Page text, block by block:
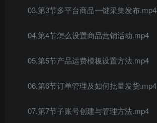
03.第3节多平台商品一键采集发布.mp4
04.第4节怎么设置商品营销活动.mp4
05.第5节产品运费模板设置方法.mp4
06.第6节订单管理及如何批量发货.mp4
07.第7节子账号创建与管理方法.mp4